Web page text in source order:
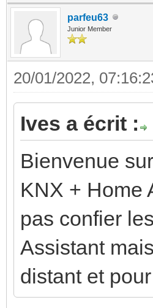
parfeu63
Junior Member
20/01/2022,
Ives a écrit :
Bienvenue
KNX + Home
pas confier
Assistant
distant et